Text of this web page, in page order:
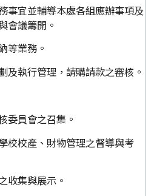
事宜並輔導本處各組應辦事項及
會議籌開。
等業務。
及執行管理，請購請款之審核。
委員會之召集。
校校產、財物管理之督導與考
收集與展示。